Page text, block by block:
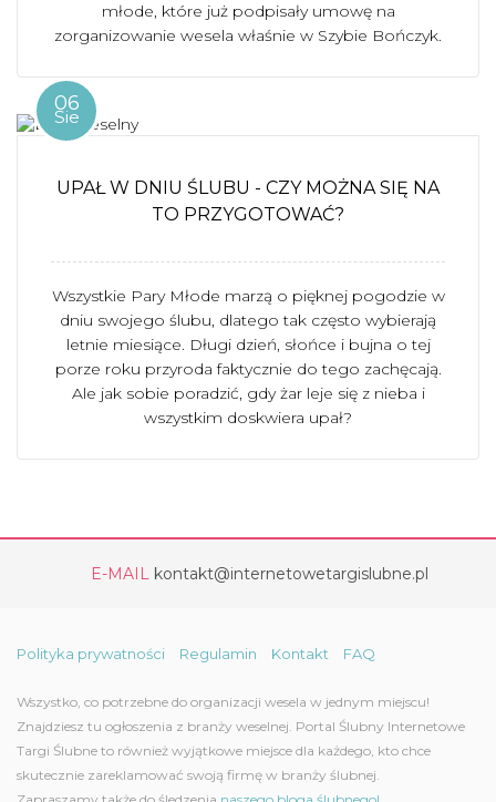
młode, które już podpisały umowę na
zorganizowanie wesela właśnie w Szybie Bończyk.
06
Sie
UPAŁ W DNIU ŚLUBU - CZY MOŻNA SIĘ NA
TO PRZYGOTOWAĆ?
Wszystkie Pary Młode marzą o pięknej pogodzie w
dniu swojego ślubu, dlatego tak często wybierają
letnie miesiące. Długi dzień, słońce i bujna o tej
porze roku przyroda faktycznie do tego zachęcają.
Ale jak sobie poradzić, gdy żar leje się z nieba i
wszystkim doskwiera upał?
E-MAIL kontakt@internetowetargislubne.pl
Polityka prywatności Regulamin Kontakt FAQ
Wszystko, co potrzebne do organizacji wesela w jednym miejscu!
Znajdziesz tu ogłoszenia z branży weselnej. Portal Ślubny Internetowe
Targi Ślubne to również wyjątkowe miejsce dla każdego, kto chce
skutecznie zareklamować swoją firmę w branży ślubnej.